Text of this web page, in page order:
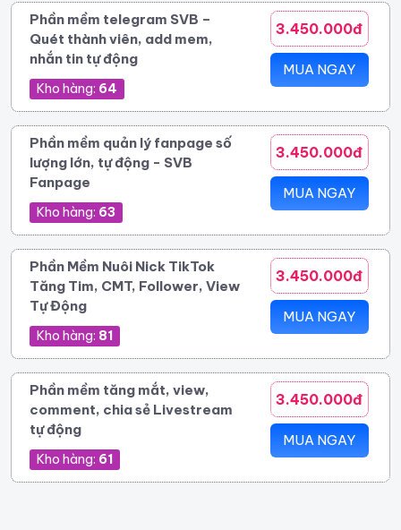
Phần mềm telegram SVB –
Quét thành viên, add mem,
nhắn tin tự động
Kho hàng: 64
3.450.000đ
MUA NGAY
Phần mềm quản lý fanpage số
lượng lớn, tự động - SVB
Fanpage
Kho hàng: 63
3.450.000đ
MUA NGAY
Phần Mềm Nuôi Nick TikTok
Tăng Tim, CMT, Follower, View
Tự Động
Kho hàng: 81
3.450.000đ
MUA NGAY
Phần mềm tăng mắt, view,
comment, chia sẻ Livestream
tự động
Kho hàng: 61
3.450.000đ
MUA NGAY